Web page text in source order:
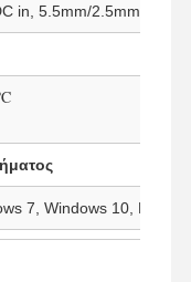
in, 5.5mm/2.5mm
7, Windows 10, Linux